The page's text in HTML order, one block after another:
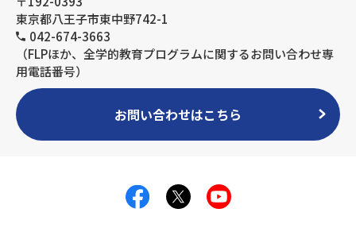
東京都八王子市東中野742-1
042-674-3663
（FLPほか、全学的教育プログラムに関するお問い合わせ専
用電話番号）
お問い合わせはこちら